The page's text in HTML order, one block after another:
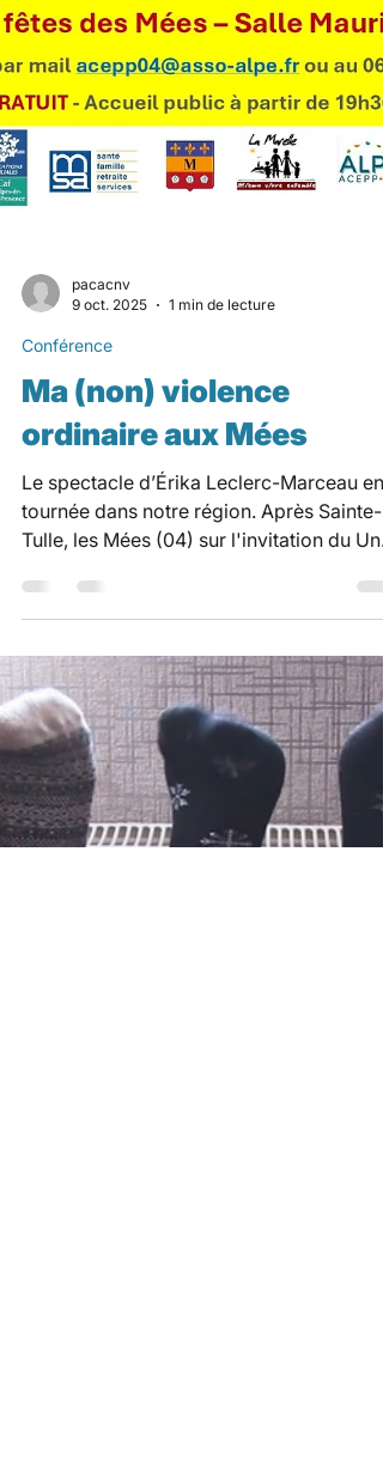
pacacnv
9 oct. 2025
1 min de lecture
Ma (non) violence
ordinaire aux Mées
Le spectacle d’Érika Leclerc-Marceau en
tournée dans notre région. Après Sainte-
Tulle, les Mées (04) sur l'invitation du Un
moment à la...